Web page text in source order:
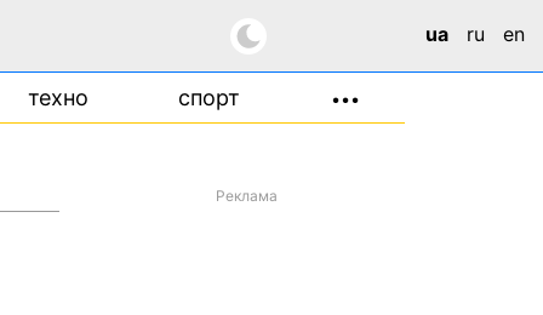
ua ru en
техно спорт •••
Реклама